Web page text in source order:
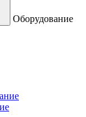
Оборудование